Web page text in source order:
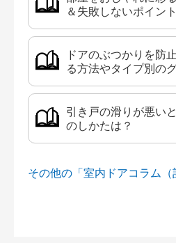
＆失敗しないポイント
ドアのぶつかりを
る方法やタイプ別の
引き戸の滑りが悪い
のしかたは？
その他の「室内ドアコラム（